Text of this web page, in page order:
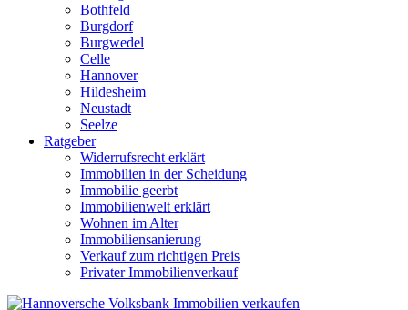
Bothfeld
Burgdorf
Burgwedel
Celle
Hannover
Hildesheim
Neustadt
Seelze
Ratgeber
Widerrufsrecht erklärt
Immobilien in der Scheidung
Immobilie geerbt
Immobilienwelt erklärt
Wohnen im Alter
Immobiliensanierung
Verkauf zum richtigen Preis
Privater Immobilienverkauf